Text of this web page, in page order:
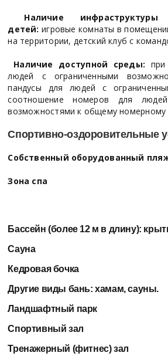
Наличие
детей: игровые комнаты в
на территории, детский клуб с
Наличие доступной среды:
людей с ограниченными
пандусы для людей с
соотношение номеров для
возможностями к общему
Спортивно-оздоровительные
Собственный оборудованный
Зона спа
Бассейн (более 12 м в длину):
Сауна
Кедровая бочка
Другие виды бань:хамам, сауны.
Ландшафтный парк
Спортивный зал
Тренажерный (фитнес) зал